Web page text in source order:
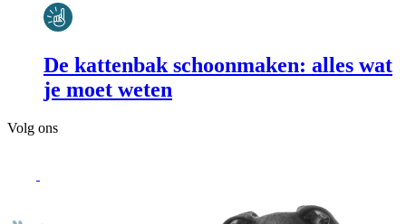
De kattenbak schoonmaken: alles wat
je moet weten
Volg ons